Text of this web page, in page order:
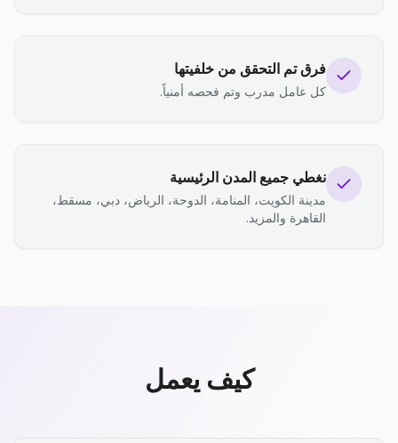
فرق تم التحقق من خلفيتها
كل عامل مدرب وتم فحصه أمنياً.
نغطي جميع المدن الرئيسية
مدينة الكويت، المنامة، الدوحة، الرياض، دبي، مسقط،
القاهرة والمزيد.
كيف يعمل